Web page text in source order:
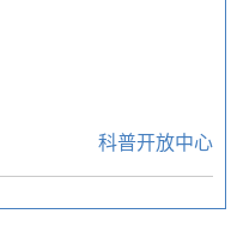
科普开放中心